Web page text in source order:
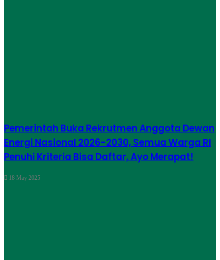
Pemerintah Buka Rekrutmen Anggota Dewan
Energi Nasional 2026-2030, Semua Warga RI
Penuhi Kriteria Bisa Daftar, Ayo Merapat!
18 May 2025